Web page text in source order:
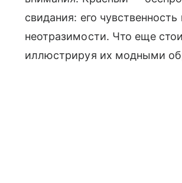
свидания: его
неотразимости. Что еще
иллюстрируя их модными